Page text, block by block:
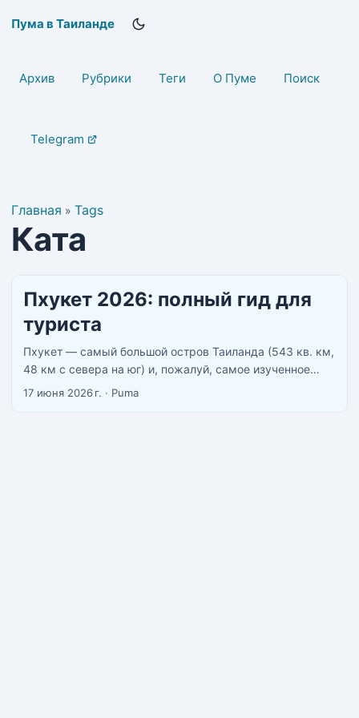
Пума в Таиланде
Архив Рубрики Теги О Пуме Поиск
Telegram
Главная » Tags
Ката
Пхукет 2026: полный гид для
туриста
Пхукет — самый большой остров Таиланда (543 кв. км,
48 км с севера на юг) и, пожалуй, самое изученное
туристическое место в стране. Казалось бы, что тут
17 июня 2026 г. · Puma